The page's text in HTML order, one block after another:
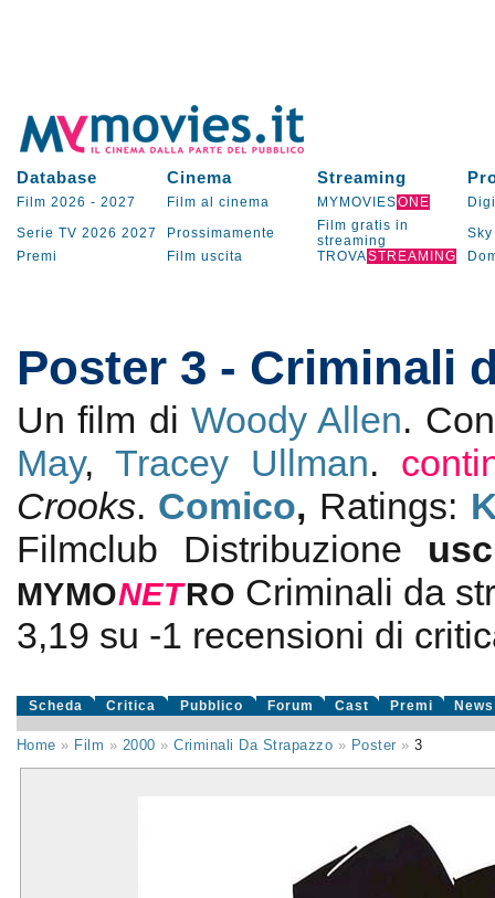
Database Cinema Streaming
Film 2026 - 2027 Film al cinema MYMOVIESONE
Serie TV 2026 2027 Prossimamente
Film gratis in
streaming
Sky
Premi
Film uscita TROVASTREAMING
Poster 3 - Criminali
Un film di Woody Allen.
May, Tracey Ullman.
Crooks. Comico, Ratings:
Filmclub Distribuzione
MYMONETRO Criminali da
3,19 su -1 recensioni di
Scheda Critica Pubblico Forum Cast Premi News
Home » Film » 2000 »Criminali Da Strapazzo » Poster »3